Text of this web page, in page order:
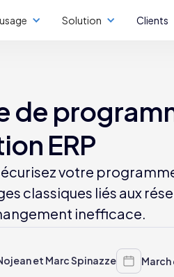
Solution Clients
de
ERP
votre
classiques liés aux
inefficace.
et Marc Spinazze
March